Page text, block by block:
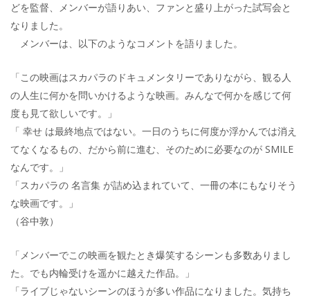
どを監督、メンバーが語りあい、ファンと盛り上がった試写会と
なりました。
メンバーは、以下のようなコメントを語りました。
「この映画はスカパラのドキュメンタリーでありながら、観る人
の人生に何かを問いかけるような映画。みんなで何かを感じて何
度も見て欲しいです。」
「 幸せ は最終地点ではない。一日のうちに何度か浮かんでは消え
てなくなるもの、だから前に進む、そのために必要なのが SMILE
なんです。」
「スカパラの 名言集 が詰め込まれていて、一冊の本にもなりそう
な映画です。」
（谷中敦）
「メンバーでこの映画を観たとき爆笑するシーンも多数ありまし
た。でも内輪受けを遥かに越えた作品。」
「ライブじゃないシーンのほうが多い作品になりました。気持ち